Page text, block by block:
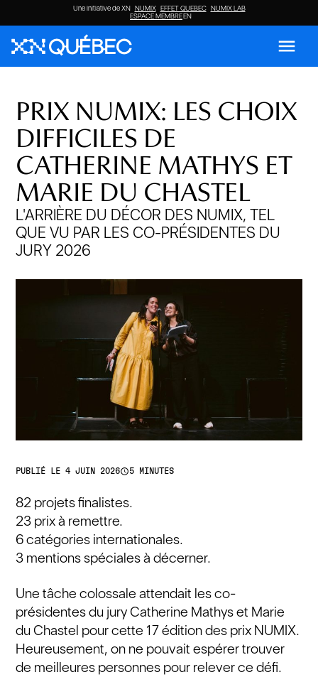
Une initiative de XN NUMIX EFFET QUEBEC NUMIX LAB
ESPACE MEMBREEN
menu
PRIX NUMIX: LES CHOIX
DIFFICILES DE
CATHERINE MATHYS ET
MARIE DU CHASTEL
L'ARRIÈRE DU DÉCOR DES NUMIX, TEL
QUE VU PAR LES CO-PRÉSIDENTES DU
JURY 2026
PUBLIÉ LE 4 JUIN 2026access_time5 MINUTES
82 projets finalistes.
23 prix à remettre.
6 catégories internationales.
3 mentions spéciales à décerner.
Une tâche colossale attendait les co-
présidentes du jury Catherine Mathys et Marie
du Chastel pour cette 17 édition des prix NUMIX.
Heureusement, on ne pouvait espérer trouver
de meilleures personnes pour relever ce défi.